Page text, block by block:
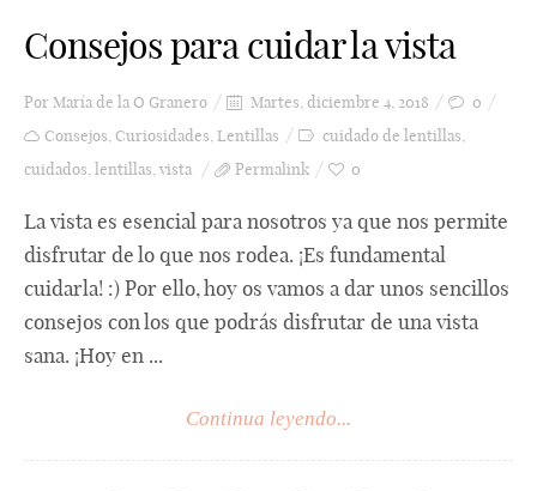
Consejos para cuidar la vista
PorMaría de la O Granero Martes, diciembre 4, 2018
0
Consejos Curiosidades Lentillas cuidado de lentillas
cuidados lentillas vista Permalink 0
La vista es esencial para nosotros ya que nos permite
disfrutar de lo que nos rodea. ¡Es fundamental
cuidarla! :) Por ello, hoy os vamos a dar unos sencillos
consejos con los que podrás disfrutar de una vista
sana. ¡Hoy en ...
Continua leyendo...